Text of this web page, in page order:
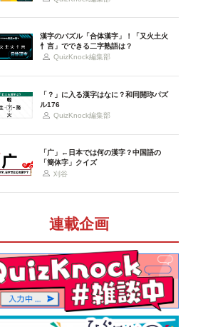
漢字のパズル「合体漢字」！「又火土火
忄言」でできる二字熟語は？
QuizKnock編集部
「？」に入る漢字はなに？和同開珎パズ
ル176
QuizKnock編集部
「广」←日本では何の漢字？中国語の
「簡体字」クイズ
刈谷
連載企画